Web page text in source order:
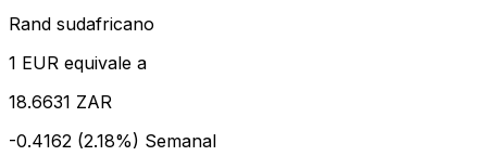
Rand sudafricano
1 EUR equivale a
18.6631 ZAR
-0.4162 (2.18%) Semanal